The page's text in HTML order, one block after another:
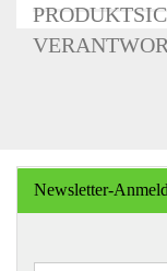
Newsletter-